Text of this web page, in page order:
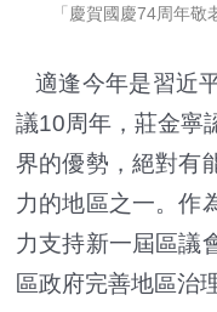
「慶賀國慶74周年敬
適逢今年是習近
議10周年，莊金寧
界的優勢，絕對有
力的地區之一。作
力支持新一屆區議
區政府完善地區治